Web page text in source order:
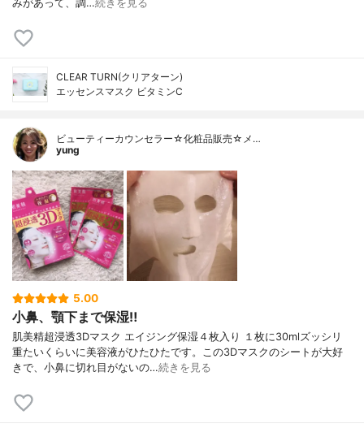
みがあって、調…続きを見る
CLEAR TURN(クリアターン)
エッセンスマスク ビタミンC
ビューティーカウンセラー☆化粧品販売☆メ…
yung
5.00
小鼻、顎下まで保湿‼︎
肌美精超浸透3Dマスク エイジング保湿４枚入り １枚に30mlズッシリ
重たいくらいに美容液がひたひたです。この3Dマスクのシートが大好
きで、小鼻に切れ目がないの…続きを見る